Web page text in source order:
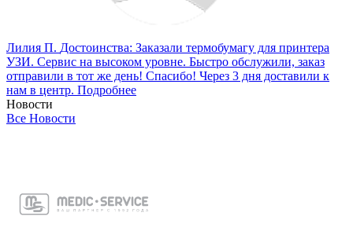
Лилия П. Достоинства: Заказали термобумагу для принтера
УЗИ. Сервис на высоком уровне. Быстро обслужили, заказ
отправили в тот же день! Спасибо! Через 3 дня доставили к
нам в центр. Подробнее
Новости
Все Новости